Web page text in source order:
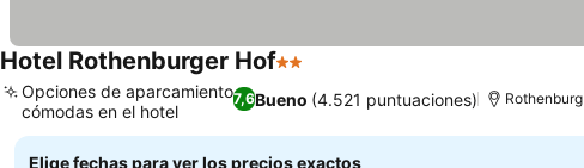
Hotel Rothenburger Hof2 Estrellas
7,6Bueno (4.521 puntuaciones)
Opciones de aparcamiento
cómodas en el hotel
Rothenburg
Elige fechas para ver los precios exactos